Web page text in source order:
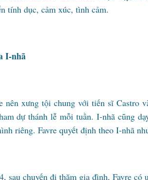
tính dục, cảm xúc, tình cảm.
I-nhã
nên xưng tội chung với tiến sĩ Castro
dự thánh lễ mỗi tuần. I-nhã cũng
riêng. Favre quyết định theo I-nhã
sau chuyến đi thăm gia đình, Favre có